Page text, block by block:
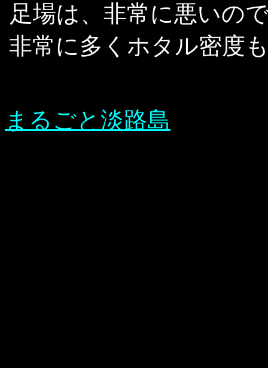
足場は、非常に悪いの
非常に多くホタル密度
まるごと淡路島